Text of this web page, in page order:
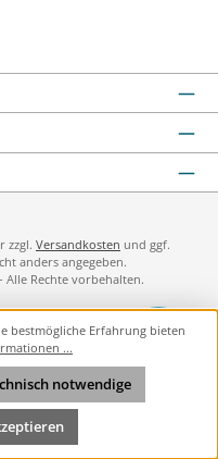
zzgl. Versandkosten und ggf.
anders angegeben.
Alle Rechte vorbehalten.
bestmögliche Erfahrung bieten
...
notwendige